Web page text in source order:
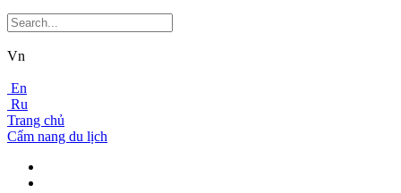
Vn
En
Ru
Trang chủ
Cẩm nang du lịch